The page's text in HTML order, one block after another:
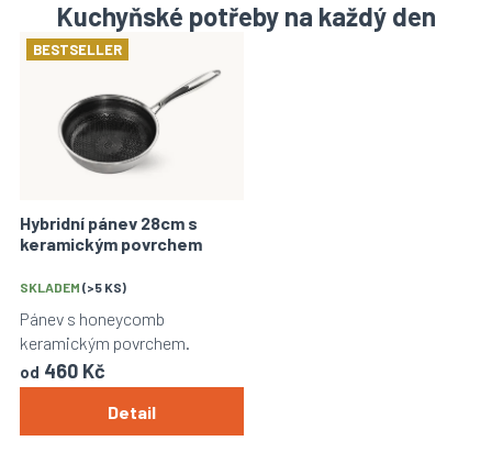
Kuchyňské potřeby na každý den
BESTSELLER
Hybridní pánev 28cm s
keramickým povrchem
hodnocení
produktu
je
4,9
z
5
SKLADEM (>5 KS)
od 460 Kč
Detail
Pánev s honeycomb
keramickým povrchem.